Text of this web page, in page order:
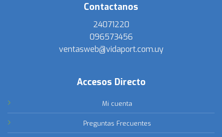
Contactanos
24071220
096573456
ventasweb@vidaport.com.uy
Accesos Directo
Mi cuenta
Preguntas Frecuentes